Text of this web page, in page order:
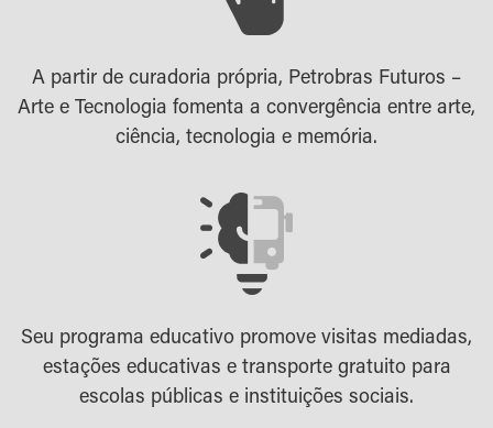
A partir de curadoria própria, Petrobras Futuros –
Arte e Tecnologia fomenta a convergência entre arte,
ciência, tecnologia e memória.
Seu programa educativo promove visitas mediadas,
estações educativas e transporte gratuito para
escolas públicas e instituições sociais.